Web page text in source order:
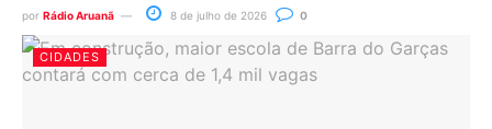
por Rádio Aruanã 8 de julho de 2026 0
CIDADES